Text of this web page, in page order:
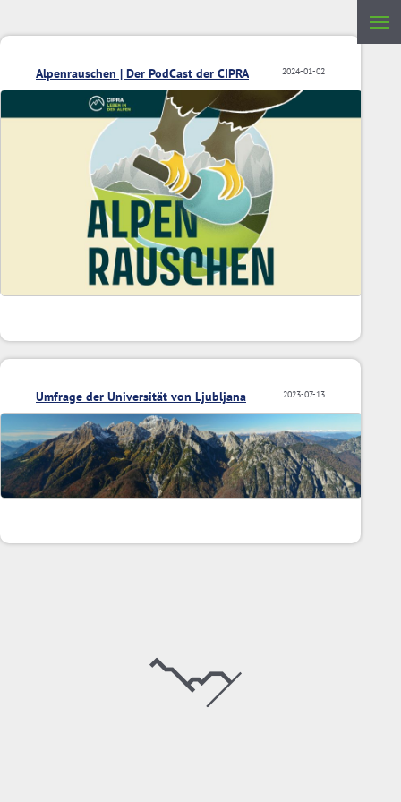
2024-01-02
Alpenrauschen | Der PodCast der CIPRA
2023-07-13
Umfrage der Universität von Ljubljana